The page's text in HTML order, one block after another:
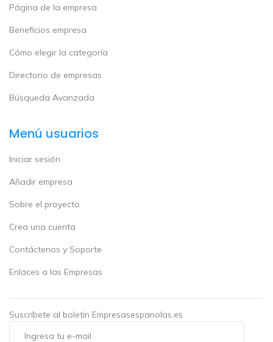
Página de la empresa
Beneficios empresa
Cómo elegir la categoría
Directorio de empresas
Búsqueda Avanzada
Menú usuarios
Iniciar sesión
Añadir empresa
Sobre el proyecto
Crea una cuenta
Contáctenos y Soporte
Enlaces a las Empresas
Suscríbete al boletín Empresasespanolas.es